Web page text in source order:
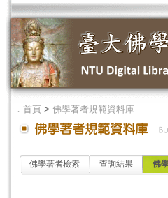
． 首頁 > 佛學著者規範資料庫
佛學著者檢索 查詢結果 佛